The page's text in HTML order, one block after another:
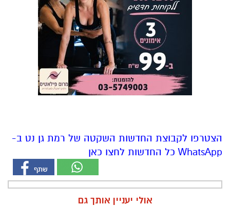
הצטרפו לקבוצת החדשות השקטה של רמת גן נט ב-
WhatsApp כל החדשות לחצו כאן
אולי יעניין אותך גם